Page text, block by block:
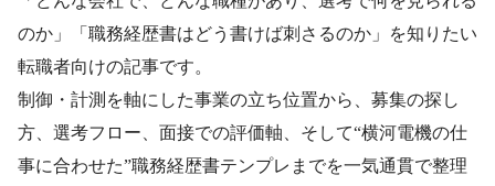
のか」「職務経歴書はどう書けば刺さるのか」を知りたい
転職者向けの記事です。
制御・計測を軸にした事業の立ち位置から、募集の探し
方、選考フロー、面接での評価軸、そして“横河電機の仕
事に合わせた”職務経歴書テンプレまでを一気通貫で整理